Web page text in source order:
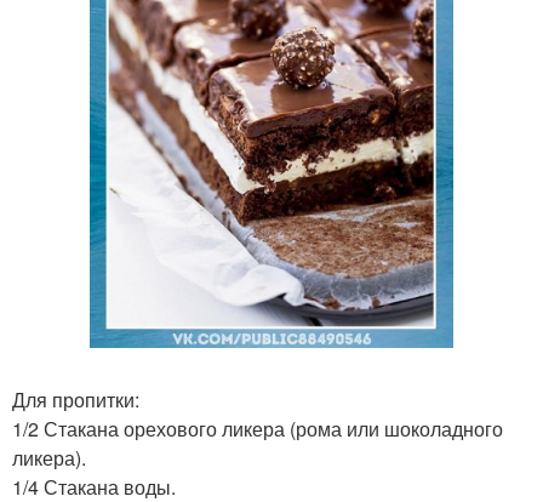
Для пропитки:
1/2 Стакана орехового ликера (рома или шоколадного
ликера).
1/4 Стакана воды.